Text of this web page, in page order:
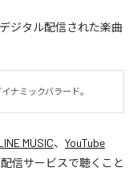
ジタル配信された楽曲
ナミックバラード。
MUSIC、 YouTube
信サービスで聴くこと